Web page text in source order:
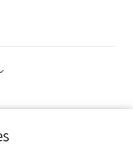
方式通知變更付款方式。